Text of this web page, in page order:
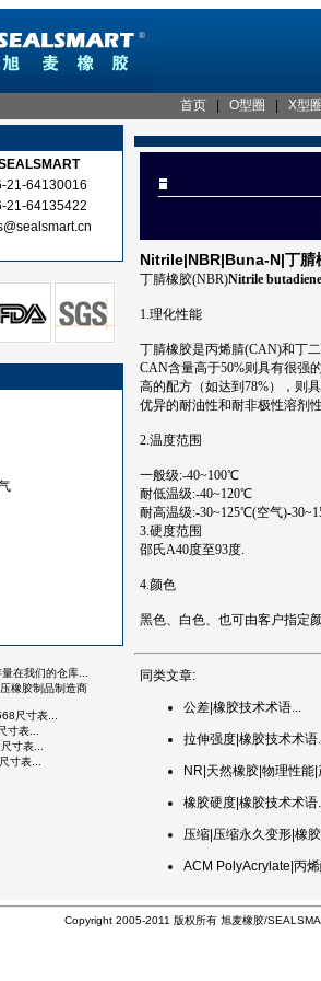
首页 O型圈 X型圈
21-64130016
21-64135422
在我们的仓库...
橡胶制品制造商
尺寸表...
寸表...
寸表...
寸表...
Nitrile|NBR|Buna-N|丁腈
丁腈橡胶(NBR)Nitrile
1.理化性能
丁腈橡胶是丙烯腈(CAN)和丁
CAN含量高于50%则具有很强
高的配方（如达到78%），则
优异的耐油性和耐非极性溶剂
2.温度范围
一般级:-40~100℃
耐低温级:-40~120℃
耐高温级:-30~125℃(空气)-
3.硬度范围
邵氏A40度至93度.
4.颜色
黑色、白色、也可由客户指定颜
同类文章:
公差|橡胶技术术语...
拉伸强度|橡胶技术术语
NR|天然橡胶|物理性能
橡胶硬度|橡胶技术术语
压缩|压缩永久变形|橡
ACM PolyAcrylate|丙
Copyright 2005-2011 版权所有 旭麦橡胶/